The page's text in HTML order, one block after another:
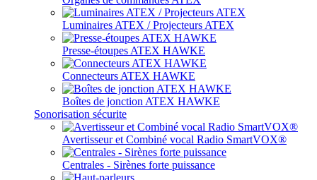
Luminaires ATEX / Projecteurs ATEX
Presse-étoupes ATEX HAWKE
Connecteurs ATEX HAWKE
Boîtes de jonction ATEX HAWKE
Sonorisation sécurite
Avertisseur et Combiné vocal Radio SmartVOX®
Centrales - Sirènes forte puissance